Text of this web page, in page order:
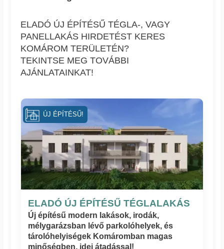
ELADÓ ÚJ ÉPÍTÉSŰ TÉGLA-, VAGY
PANELLAKÁS HIRDETÉST KERES
KOMÁROM TERÜLETÉN?
TEKINTSE MEG TOVÁBBI
AJÁNLATAINKAT!
ELADÓ ÚJ ÉPÍTÉSŰ TÉGLALAKÁS
Új építésű modern lakások, irodák,
mélygarázsban lévő parkolóhelyek, és
tárolóhelyiségek Komáromban magas
minőségben, idei átadással!
ÚJ ÉPÍTÉSŰ!